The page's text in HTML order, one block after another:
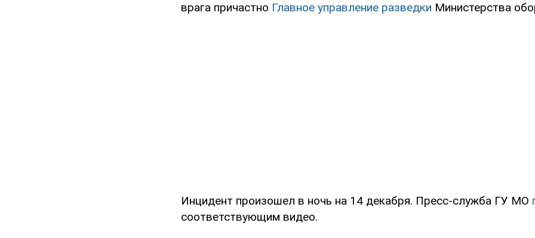
врага причастно Главное управление разведки Министерства
Инцидент произошел в ночь на 14 декабря. Пресс-служба ГУ МО
соответствующим видео.